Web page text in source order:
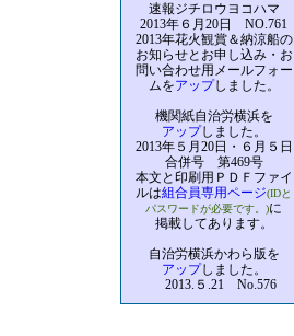
速報ジチロウヨコハマ
2013年６月20日 NO.761
2013年花火観賞＆納涼船の
お知らせとお申し込み・お
問い合わせ用メールフォー
ムをアップしました。
機関紙自治労横浜を
アップしました。
2013年５月20日・６月５日
合併号 第469号
本文と印刷用ＰＤＦファイ
ルは組合員専用ページ(IDと
パスワードが必要です。)に
掲載してあります。
自治労横浜かわら版を
アップしました。
2013.５.21 No.576